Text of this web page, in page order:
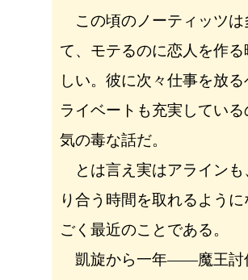
この頃のノーティッツは
て、モテるのに恋人を作
しい。彼に次々仕事を放
ライベートも充実してい
気の毒な話だ。
とは言え実はアラインも
り合う時間を取れるよう
ごく最近のことである。
凱旋から一年――魔王討